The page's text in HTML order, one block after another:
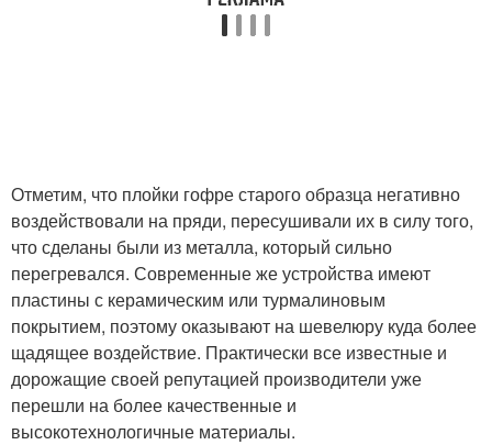
Отметим, что плойки гофре старого образца негативно
воздействовали на пряди, пересушивали их в силу того,
что сделаны были из металла, который сильно
перегревался. Современные же устройства имеют
пластины с керамическим или турмалиновым
покрытием, поэтому оказывают на шевелюру куда более
щадящее воздействие. Практически все известные и
дорожащие своей репутацией производители уже
перешли на более качественные и
высокотехнологичные материалы.